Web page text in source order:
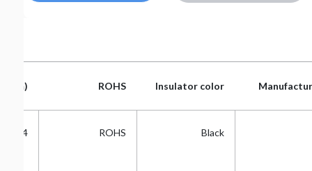
Insulator color
ROHS
(mm) Insulator color
ROHS
(mm)
Black
ROHS
2.54